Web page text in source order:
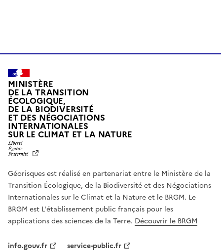
MINISTÈRE
DE LA TRANSITION
ÉCOLOGIQUE,
DE LA BIODIVERSITÉ
ET DES NÉGOCIATIONS
INTERNATIONALES
SUR LE CLIMAT ET LA NATUREL
T
É
,
É
G
A
L
Géorisques est réalisé en partenariat entre le Ministère de la
Transition Écologique, de la Biodiversité et des Négociations
Internationales sur le Climat et la Nature et le BRGM. Le
BRGM est L'établissement public français pour les
applications des sciences de la Terre. Découvrir le BRGM
info.gouv.fr
service-public.fr